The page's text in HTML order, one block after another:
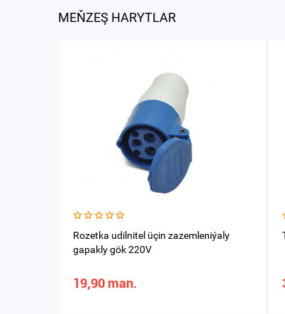
MEŇZEŞ HARYTLAR
Rozetka udilnitel üçin zazemleniýaly
gapakly gök 220V
19,90 man.